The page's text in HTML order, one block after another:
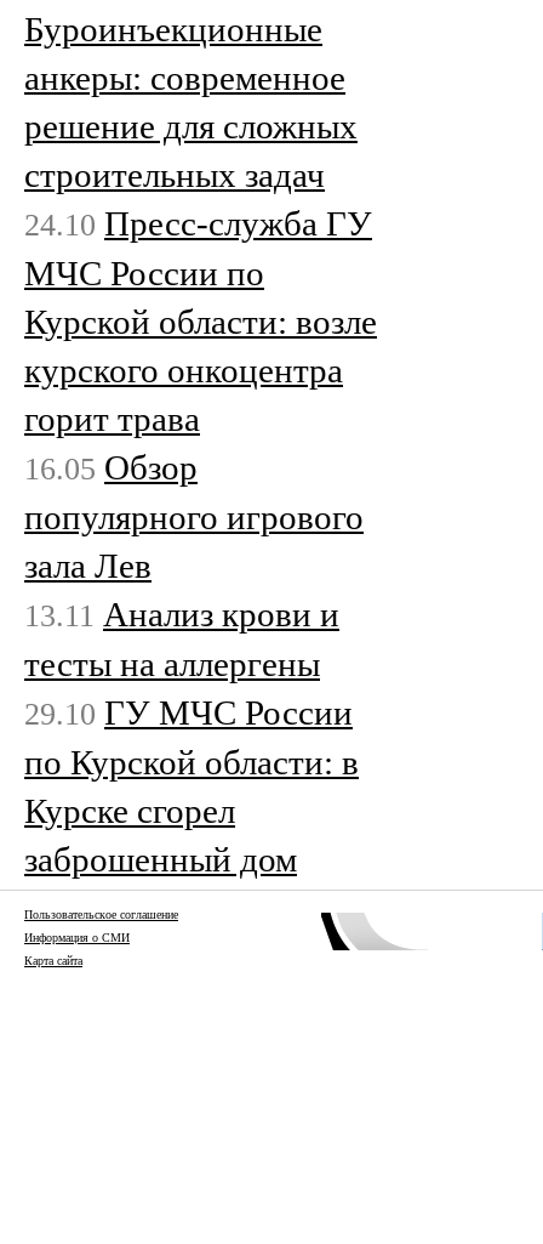
Буроинъекционные
анкеры: современное
решение для сложных
строительных задач
24.10 Пресс-служба ГУ
МЧС России по
Курской области: возле
курского онкоцентра
горит трава
16.05 Обзор
популярного игрового
зала Лев
13.11 Анализ крови и
тесты на аллергены
29.10 ГУ МЧС России
по Курской области: в
Курске сгорел
заброшенный дом
Пользовательское соглашение
Информация о СМИ
Карта сайта